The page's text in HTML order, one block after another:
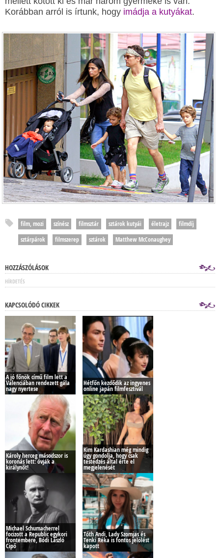
Korábban arról is írtunk, hogy imádja a kutyákat.
film, mozi színész filmsztár sztárok kutyái életrajz
filmdíj
sztárpárok
filmszerep sztárok Matthew McConaughey
HOZZÁSZÓLÁSOK
HÍRDETÉS
KAPCSOLÓDÓ CIKKEK
A jó főnök című film lett a
Valenciában rendezett gála
nagy nyertese
Hétfőn kezdődik az ingyenes
online japán filmfesztivál
Károly herceg másodszor is
koronás lett: óvják a
királynőt!
Kim Kardashian még mindig
úgy gondolja, hogy csak
testedzés által érte el
megjelenését
Michael Schumacherrel
focizott a Republic egykori
frontembere, Bódi László
Cipő
Tóth Andi, Lady Szomjas és
Tenki Réka is fontos jelölést
kapott